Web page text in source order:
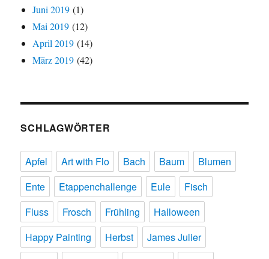
Juni 2019 (1)
Mai 2019 (12)
April 2019 (14)
März 2019 (42)
SCHLAGWÖRTER
Apfel Art with Flo Bach Baum
Blumen
Ente
Etappenchallenge Eule
Fisch
Fluss
Frosch Frühling
Halloween
Happy Painting
Herbst
James Julier